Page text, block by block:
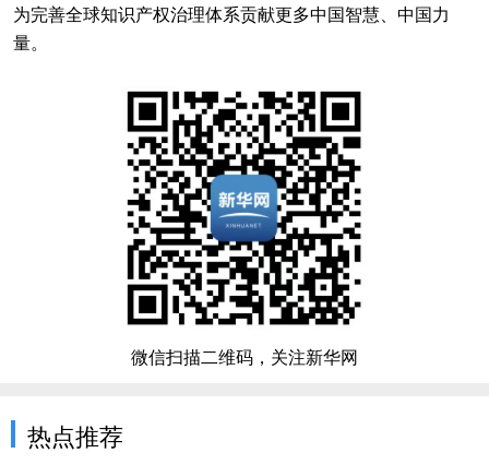
为完善全球知识产权治理体系贡献更多中国智慧、中国力
量。
微信扫描二维码，关注新华网
热点推荐